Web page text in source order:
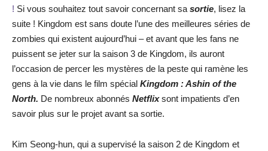
! Si vous souhaitez tout savoir concernant sa sortie, lisez la
suite ! Kingdom est sans doute l’une des meilleures séries de
zombies qui existent aujourd’hui – et avant que les fans ne
puissent se jeter sur la saison 3 de Kingdom, ils auront
l’occasion de percer les mystères de la peste qui ramène les
gens à la vie dans le film spécial Kingdom : Ashin of the
North. De nombreux abonnés Netflixsont impatients d’en
savoir plus sur le projet avant sa sortie.
Kim Seong-hun, qui a supervisé la saison 2 de Kingdom et